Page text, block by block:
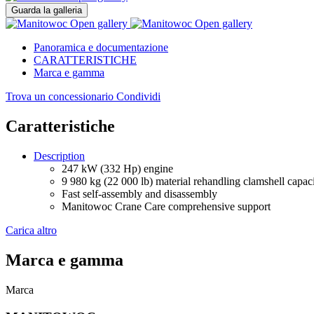
Guarda la galleria
Open gallery
Open gallery
Panoramica e documentazione
CARATTERISTICHE
Marca e gamma
Trova un concessionario Condividi
Caratteristiche
Description
247 kW (332 Hp) engine
9 980 kg (22 000 lb) material rehandling clamshell
Fast self-assembly and disassembly
Manitowoc Crane Care comprehensive support
Carica altro
Marca e gamma
Marca